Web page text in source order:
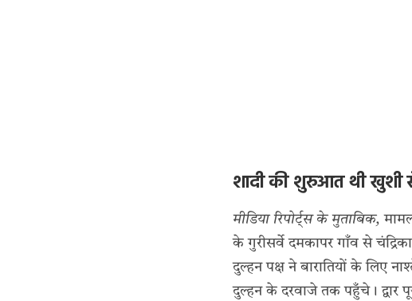
शादी की शुरुआत थी खुशी
मीडिया रिपोर्ट्स के मुताबिक,
के गुरीसर्वे दमकापर गाँव से
दुल्हन पक्ष ने बारातियों के लिए
दुल्हन के दरवाजे तक पहुँचे। द्वार